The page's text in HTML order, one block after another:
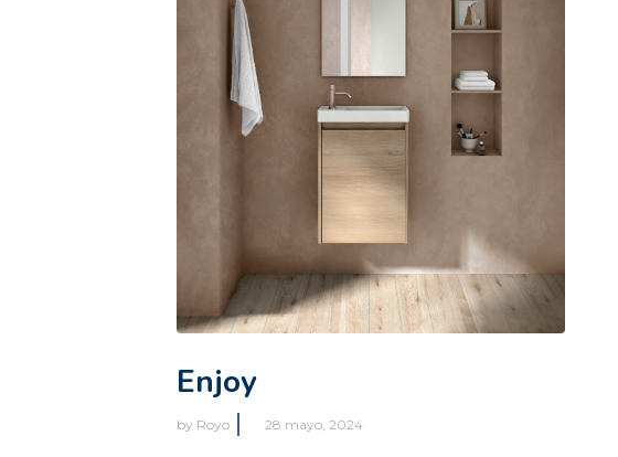
Enjoy
by Royo 28 mayo, 2024